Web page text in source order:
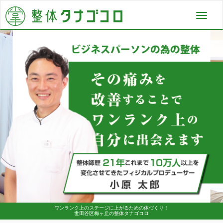
ワンランク上のステージに上がるための体づくり！
世田谷区梅ヶ丘の整体タナゴコロ